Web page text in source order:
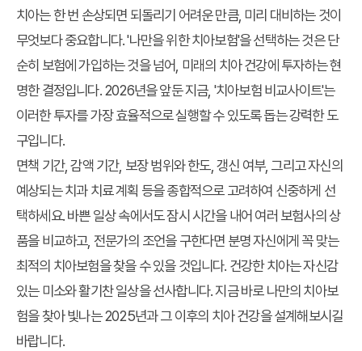
치아는 한 번 손상되면 되돌리기 어려운 만큼, 미리 대비하는 것이
무엇보다 중요합니다. '나만을 위한 치아보험'을 선택하는 것은 단
순히 보험에 가입하는 것을 넘어, 미래의 치아 건강에 투자하는 현
명한 결정입니다. 2026년을 앞둔 지금, '치아보험 비교사이트'는
이러한 투자를 가장 효율적으로 실행할 수 있도록 돕는 강력한 도
구입니다.
면책 기간, 감액 기간, 보장 범위와 한도, 갱신 여부, 그리고 자신의
예상되는 치과 치료 계획 등을 종합적으로 고려하여 신중하게 선
택하세요. 바쁜 일상 속에서도 잠시 시간을 내어 여러 보험사의 상
품을 비교하고, 전문가의 조언을 구한다면 분명 자신에게 꼭 맞는
최적의 치아보험을 찾을 수 있을 것입니다. 건강한 치아는 자신감
있는 미소와 활기찬 일상을 선사합니다. 지금 바로 나만의 치아보
험을 찾아 빛나는 2025년과 그 이후의 치아 건강을 설계해보시길
바랍니다.